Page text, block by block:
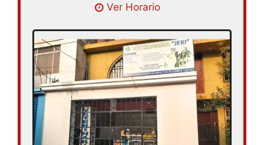
Ver Horario